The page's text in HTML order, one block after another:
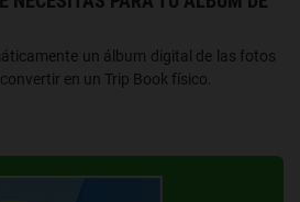
un álbum digital de las fotos
en un Trip Book físico.